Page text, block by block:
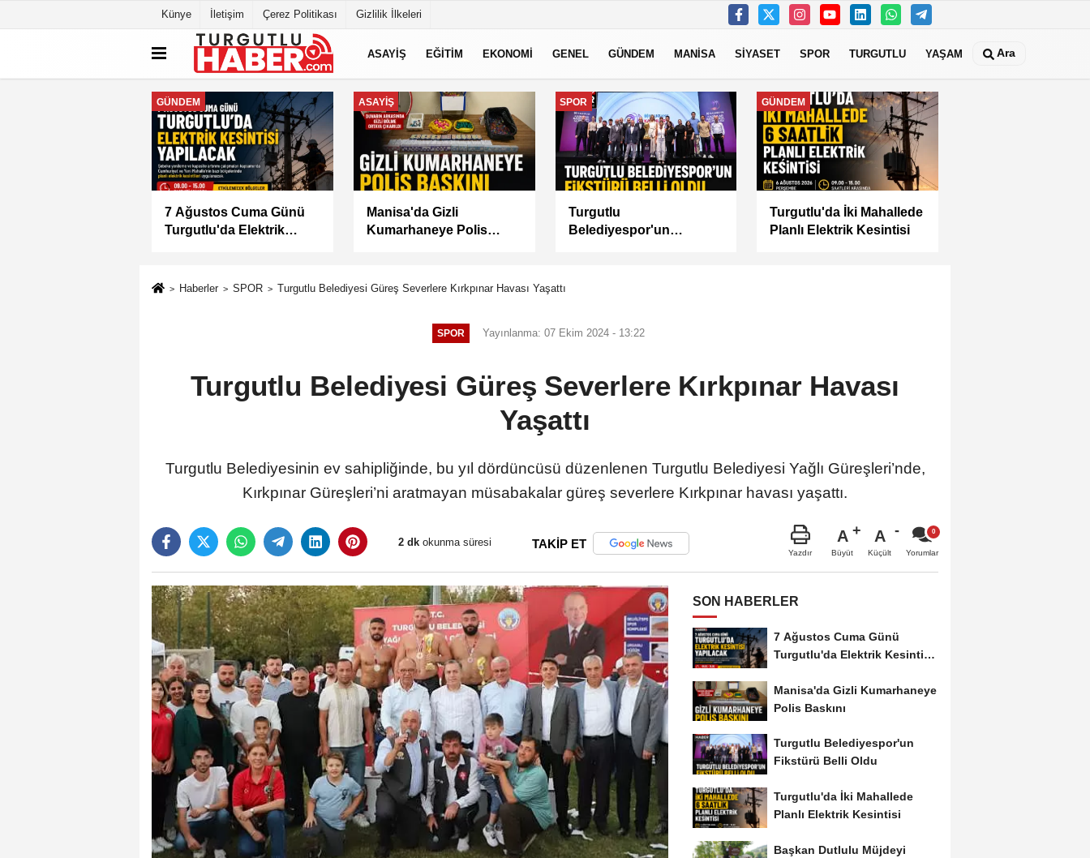
Künye İletişim Çerez Politikası Gizlilik İlkeleri
ASAYİŞ EĞİTİM EKONOMİ GENEL GÜNDEM MANİSA SİYASET SPOR TURGUTLU YAŞAM Ara
GENEL
Başkan Dutlulu Müjdeyi
Verdi: Akpınar Mesire
GÜNDEM
Akademi Manisa’da
Eğitimler Başladı
MANİSA
BAŞKAN
BALABAN’DAN YEŞİL
MANİSA
Manisa Büyükşehir İle
“Mahallemde Şenlik Var”
Haberler SPOR Turgutlu Belediyesi Güreş Severlere Kırkpınar Havası Yaşattı
SPOR Yayınlanma: 07 Ekim 2024 - 13:22
Turgutlu Belediyesi Güreş Severlere Kırkpınar Havası
Yaşattı
Turgutlu Belediyesinin ev sahipliğinde, bu yıl dördüncüsü düzenlenen Turgutlu Belediyesi Yağlı Güreşleri’nde,
Kırkpınar Güreşleri’ni aratmayan müsabakalar güreş severlere Kırkpınar havası yaşattı.
2 dk okunma süresi TAKİP ET
Yazdır
A
Büyüt
A
Küçült Yorumlar
SON HABERLER
7 Ağustos Cuma Günü
Turgutlu'da Elektrik Kesintisi
Manisa'da Gizli Kumarhaneye
Polis Baskını
Turgutlu Belediyespor'un
Fikstürü Belli Oldu
Turgutlu'da İki Mahallede
Planlı Elektrik Kesintisi
Başkan Dutlulu Müjdeyi